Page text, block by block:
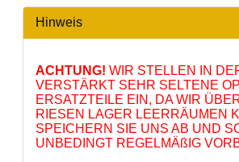
Hinweis
ACHTUNG! WIR STELLEN IN
VERSTÄRKT SEHR SELTENE
ERSATZTEILE EIN, DA WIR
RIESEN LAGER LEERRÄUMEN
SPEICHERN SIE UNS AB UND
UNBEDINGT REGELMÄßIG